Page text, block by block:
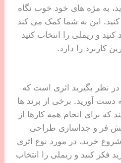
به مژه های خود خوب نگاه
این به شما کمک می کند
و ریملی را انتخاب کنید
کاربرد را دارد.
در نظر بگیرید اثری است که
دست آورید. برخی از برند ها
که برای انجام همه کارها از
فر و جداسازی طراحی
شروع خرید، در مورد نوع اثری
فکر کنید و ریملی را انتخاب